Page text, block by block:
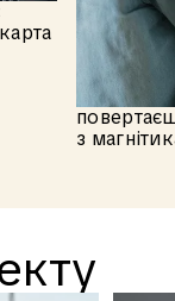
з
кту